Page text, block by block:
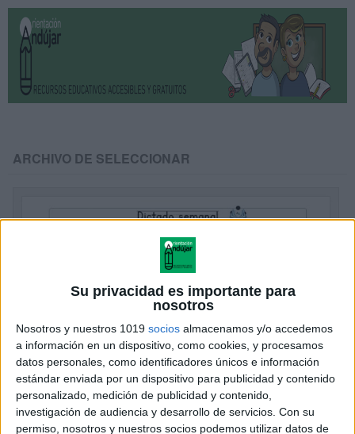
Su privacidad es importante para
nosotros
Nosotros y nuestros 1019 socios almacenamos y/o accedemos
a información en un dispositivo, como cookies, y procesamos
datos personales, como identificadores únicos e información
estándar enviada por un dispositivo para publicidad y contenido
personalizado, medición de publicidad y contenido,
investigación de audiencia y desarrollo de servicios. Con su
permiso, nosotros y nuestros socios podemos utilizar datos de
ARCHIVO DE SELECCIONAR
Completísimo material para hacer
Dictados Semanales de palabras